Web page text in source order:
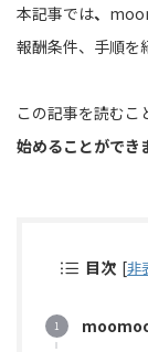
本記事では、
報酬条件、手順を
この記事を読むこ
始めることができ
目次 [非